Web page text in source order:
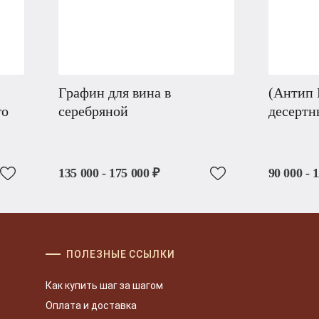
Графин для вина в
серебряной
135 000 - 175 000 ₽
(Антип
90 000 -
ПОЛЕЗНЫЕ ССЫЛКИ
Как купить шаг за шагом
Оплата и доставка